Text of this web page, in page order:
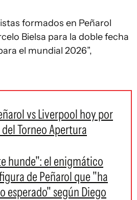
formados en Peñarol
Bielsa para la doble fecha
el mundial 2026”,
vs Liverpool hoy por
Torneo Apertura
hunde": el enigmático
de Peñarol que "ha
esperado" según Diego